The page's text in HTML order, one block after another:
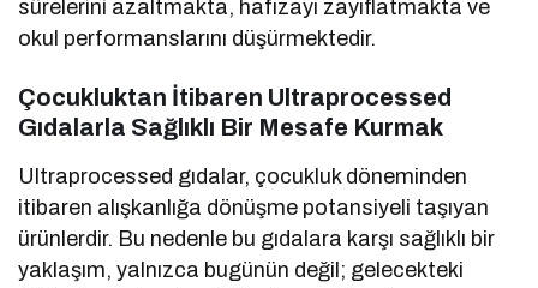
sürelerini azaltmakta, hafızayı zayıflatmakta ve
okul performanslarını düşürmektedir.
Çocukluktan İtibaren Ultraprocessed
Gıdalarla Sağlıklı Bir Mesafe Kurmak
Ultraprocessed gıdalar, çocukluk döneminden
itibaren alışkanlığa dönüşme potansiyeli taşıyan
ürünlerdir. Bu nedenle bu gıdalara karşı sağlıklı bir
yaklaşım, yalnızca bugünün değil; gelecekteki